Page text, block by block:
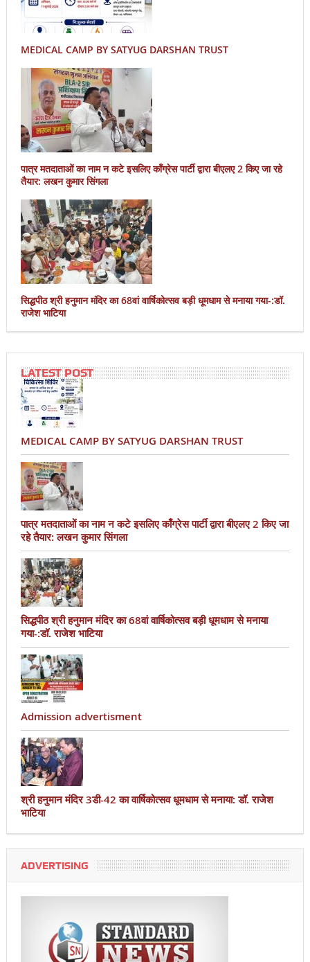
MEDICAL CAMP BY SATYUG DARSHAN TRUST
पात्र मतदाताओं का नाम न कटे इसलिए काँग्रेस पार्टी द्वारा बीएलए 2 किए जा रहे
तैयार: लखन कुमार सिंगला
सिद्धपीठ श्री हनुमान मंदिर का 68वां वार्षिकोत्सव बड़ी धूमधाम से मनाया गया-:डॉ.
राजेश भाटिया
LATEST POST
MEDICAL CAMP BY SATYUG DARSHAN TRUST
पात्र मतदाताओं का नाम न कटे इसलिए काँग्रेस पार्टी द्वारा बीएलए 2 किए जा
रहे तैयार: लखन कुमार सिंगला
सिद्धपीठ श्री हनुमान मंदिर का 68वां वार्षिकोत्सव बड़ी धूमधाम से मनाया
गया-:डॉ. राजेश भाटिया
Admission advertisment
श्री हनुमान मंदिर 3डी-42 का वार्षिकोत्सव धूमधाम से मनाया: डॉ. राजेश
भाटिया
ADVERTISING